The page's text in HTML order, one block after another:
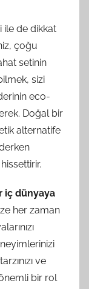
ile de dikkat
çoğu
setinin
sizi
eco-
Doğal bir
alternatife
iç dünyaya
her zaman
ve
bir rol